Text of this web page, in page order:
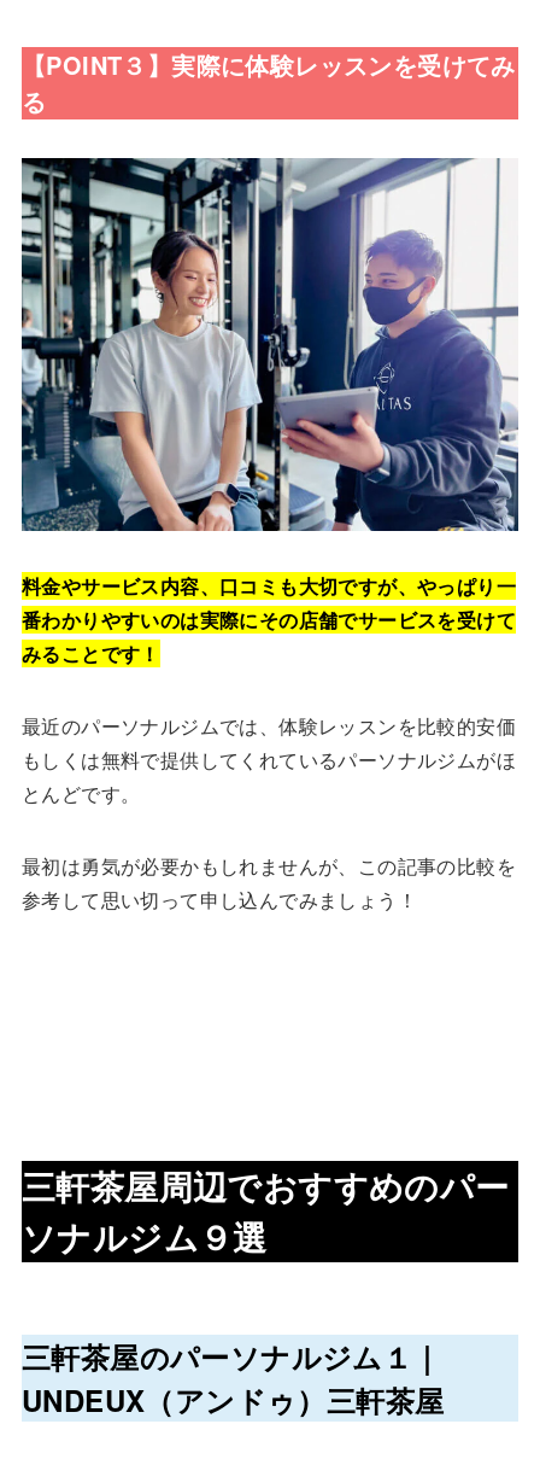
【POINT３】実際に体験レッスンを受けてみ
る
料金やサービス内容、口コミも大切ですが、やっぱり一
番わかりやすいのは実際にその店舗でサービスを受けて
みることです！
最近のパーソナルジムでは、体験レッスンを比較的安価
もしくは無料で提供してくれているパーソナルジムがほ
とんどです。
最初は勇気が必要かもしれませんが、この記事の比較を
参考して思い切って申し込んでみましょう！
三軒茶屋周辺でおすすめのパー
ソナルジム９選
三軒茶屋のパーソナルジム１｜
UNDEUX（アンドゥ）三軒茶屋